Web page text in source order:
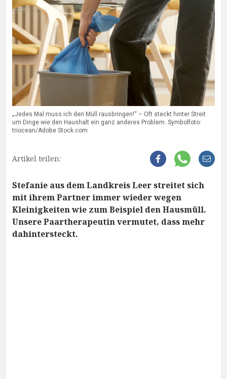
„Jedes Mal muss ich den Müll rausbringen!“ – Oft steckt hinter Streit
um Dinge wie den Haushalt ein ganz anderes Problem. Symbolfoto:
triocean/Adobe Stock.com
Artikel teilen:
Stefanie aus dem Landkreis Leer streitet sich
mit ihrem Partner immer wieder wegen
Kleinigkeiten wie zum Beispiel den Hausmüll.
Unsere Paartherapeutin vermutet, dass mehr
dahintersteckt.